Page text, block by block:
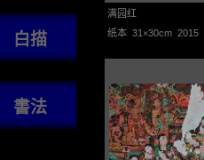
白描
書法
满园红
纸本 31×30cm 2015